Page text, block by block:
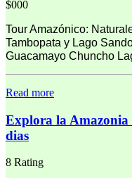
$000
Tour Amazónico:
Tambopata y Lago
Guacamayo Chuncho
Read more
Explora la Amazonia
dias
8 Rating